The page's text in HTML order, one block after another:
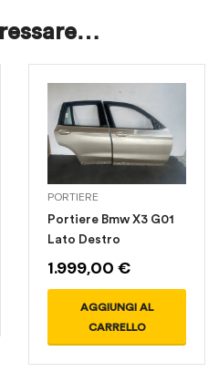
PORTIERE
Portiere Bmw X3 G01
Lato Destro
1.999,00 €
AGGIUNGI AL
CARRELLO